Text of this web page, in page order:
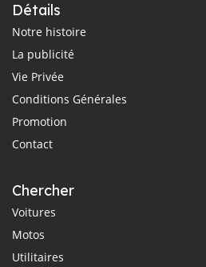
Détails
Notre histoire
La publicité
Vie Privée
Conditions Générales
Promotion
Contact
Chercher
Voitures
Motos
Utilitaires